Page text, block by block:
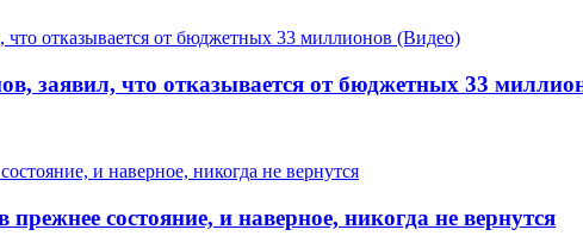
заявил, что отказывается от бюджетных 33
состояние, и наверное, никогда не вернутся